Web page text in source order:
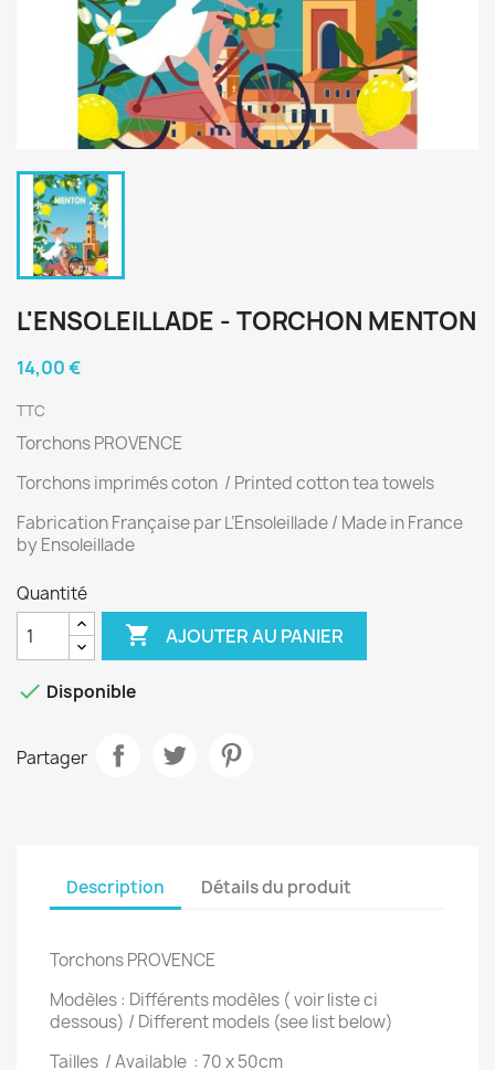
L'ENSOLEILLADE - TORCHON MENTON
14,00 €
TTC
Torchons PROVENCE
Torchons imprimés coton / Printed cotton tea towels
Fabrication Française par L’Ensoleillade / Made in France
by Ensoleillade
Quantité
 AJOUTER AU PANIER
 Disponible
Partager
Description Détails du produit
Torchons PROVENCE
Modèles : Différents modèles ( voir liste ci
dessous) / Different models (see list below)
Tailles / Available : 70 x 50cm